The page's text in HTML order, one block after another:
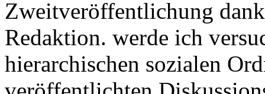
Zweitveröffentlichung
Redaktion. werde ich
hierarchischen sozialen